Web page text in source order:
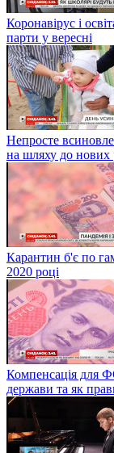
Коронавірус і
парти у вересні
Непросте
на шляху до нових
Карантин б'є по
2020 році
Компенсація для
держави та як